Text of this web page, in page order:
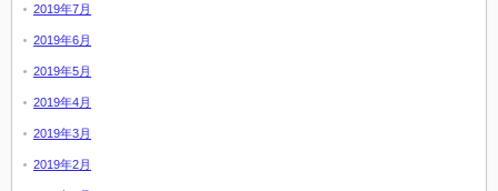
2019年7月
2019年6月
2019年5月
2019年4月
2019年3月
2019年2月